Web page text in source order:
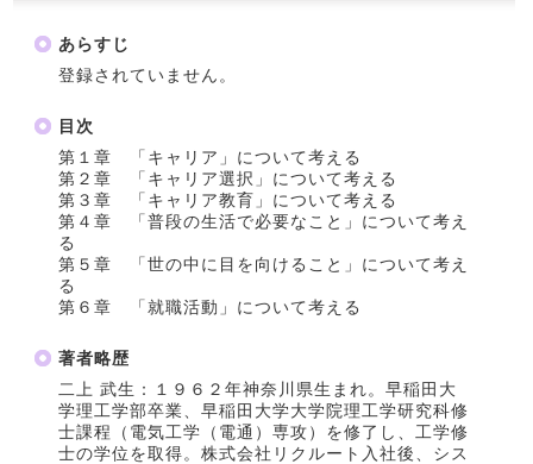
あらすじ
登録されていません。
目次
第１章 「キャリア」について考える
第２章 「キャリア選択」について考える
第３章 「キャリア教育」について考える
第４章 「普段の生活で必要なこと」について考え
る
第５章 「世の中に目を向けること」について考え
る
第６章 「就職活動」について考える
著者略歴
二上 武生：１９６２年神奈川県生まれ。早稲田大
学理工学部卒業、早稲田大学大学院理工学研究科修
士課程（電気工学（電通）専攻）を修了し、工学修
士の学位を取得。株式会社リクルート入社後、シス